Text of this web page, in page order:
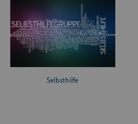
Selbsthilfe